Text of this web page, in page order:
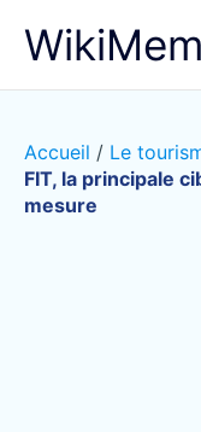
Accueil / Le
FIT, la principale
mesure